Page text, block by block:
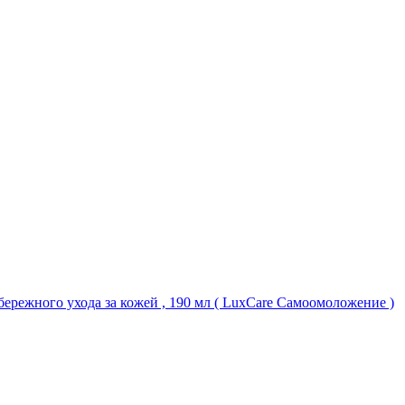
ухода за кожей , 190 мл ( LuxCare Самоомоложение )